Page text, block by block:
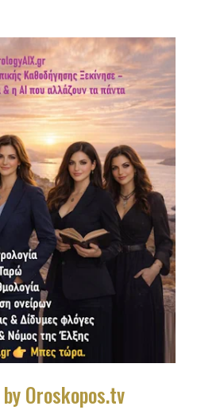
Oroskopos.tv